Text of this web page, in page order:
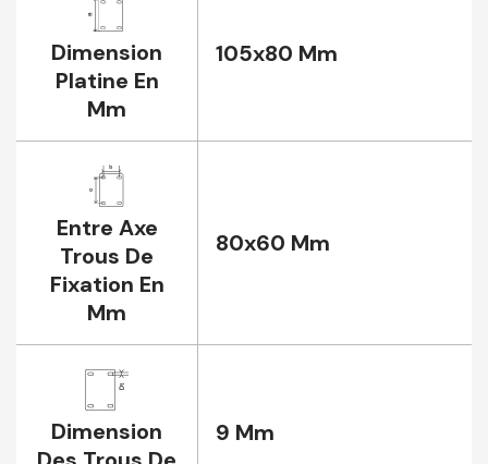
Dimension
Platine En
Mm
105x80 Mm
Entre Axe
Trous De
Fixation En
Mm
80x60 Mm
Dimension
9 Mm